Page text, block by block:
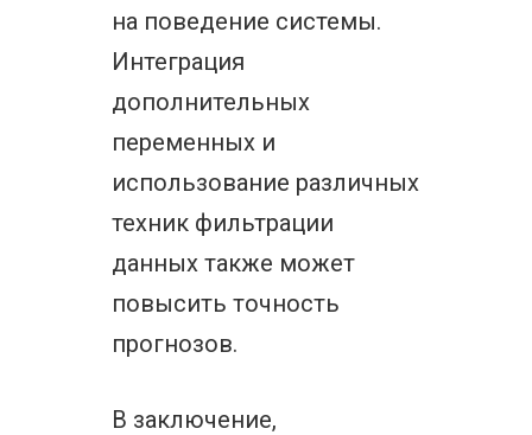
на поведение системы.
Интеграция
дополнительных
переменных и
использование различных
техник фильтрации
данных также может
повысить точность
прогнозов.
В заключение,